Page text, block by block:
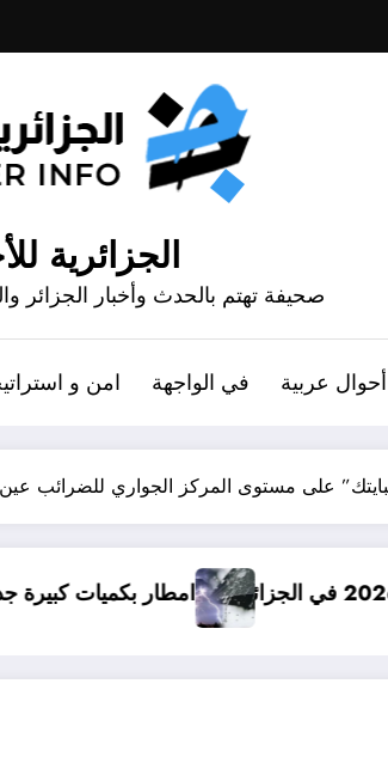
الجزائرية
صحيفة تهتم بالحدث وأخبار الجزائر
أحوال عربية في الواجهة امن و
على مستوى المركز الجواري للضرائب عين
امطار بكميات كبيرة جدا متوقعة في الجزائر في